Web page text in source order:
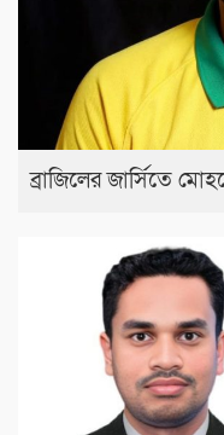
ব্রাজিলের জার্সিতে